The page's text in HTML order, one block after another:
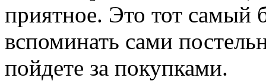
приятное. Это тот самый
вспоминать сами
пойдете за покупками.